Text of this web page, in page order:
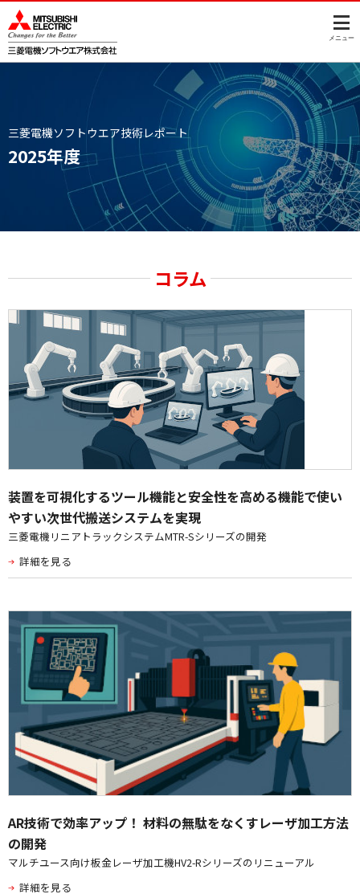
メニュー
三菱電機ソフトウエア技術レポート
2025年度
コラム
装置を可視化するツール機能と安全性を高める機能で使い
やすい次世代搬送システムを実現
三菱電機リニアトラックシステムMTR-Sシリーズの開発
詳細を見る
AR技術で効率アップ！ 材料の無駄をなくすレーザ加工方法
の開発
マルチユース向け板金レーザ加工機HV2-Rシリーズのリニューアル
詳細を見る